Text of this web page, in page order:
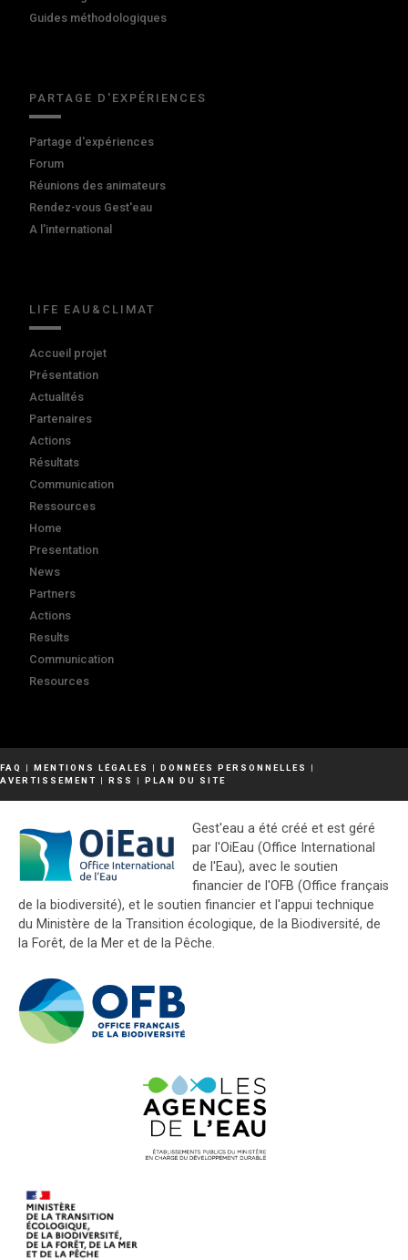
Guides méthodologiques
PARTAGE D'EXPÉRIENCES
Partage d'expériences
Forum
Réunions des animateurs
Rendez-vous Gest'eau
A l'international
LIFE EAU&CLIMAT
Accueil projet
Présentation
Actualités
Partenaires
Actions
Résultats
Communication
Ressources
Home
Presentation
News
Partners
Actions
Results
Communication
Resources
FAQ MENTIONS LÉGALES DONNÉES PERSONNELLES
AVERTISSEMENT
RSS PLAN DU SITE
Gest'eau a été créé et est géré
par l'OiEau (Office International
de l'Eau), avec le soutien
financier de l'OFB (Office français
de la biodiversité), et le soutien financier et l'appui technique
du Ministère de la Transition écologique, de la Biodiversité, de
la Forêt, de la Mer et de la Pêche.